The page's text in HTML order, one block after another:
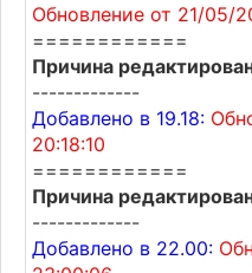
Обновление от 21/05/
============
Причина
-------------
Добавлено в 19.18:
20:18:10
============
Причина
-------------
Добавлено в 22.00: